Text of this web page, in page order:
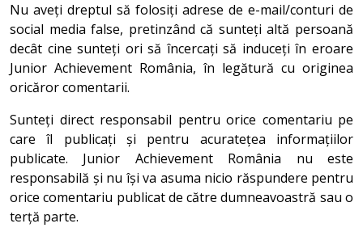
Nu aveți dreptul să folosiți adrese de e-mail/conturi de
social media false, pretinzând că sunteți altă persoană
decât cine sunteți ori să încercați să induceți în eroare
Junior Achievement România, în legătură cu originea
oricăror comentarii.
Sunteți direct responsabil pentru orice comentariu pe
care îl publicați și pentru acuratețea informațiilor
publicate. Junior Achievement România nu este
responsabilă și nu își va asuma nicio răspundere pentru
orice comentariu publicat de către dumneavoastră sau o
terță parte.